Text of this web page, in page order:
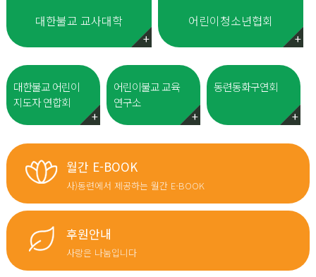
대한불교 교사대학 어린이청소년협회
대한불교 어린이
지도자 연합회
어린이불교 교육
연구소
동련동화구연회
월간 E-BOOK
사)동련에서 제공하는 월간 E-BOOK
후원안내
사랑은 나눔입니다